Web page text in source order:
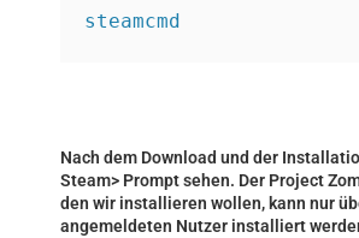
steamcmd
Nach dem Download und der
Steam> Prompt sehen. Der Project
den wir installieren wollen, kann nur
angemeldeten Nutzer installiert